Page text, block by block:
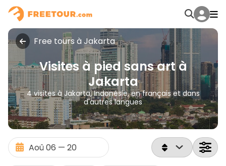
Free tours à Jakarta
Visites à pied sans art à
Jakarta
4 visites à Jakarta, Indonésie, en français et dans
d'autres langues